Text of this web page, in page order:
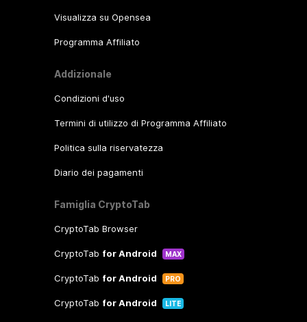
Visualizza su Opensea
Programma Affiliato
Addizionale
Condizioni d'uso
Termini di utilizzo di Programma Affiliato
Politica sulla riservatezza
Diario dei pagamenti
Famiglia CryptoTab
CryptoTab Browser
CryptoTab for Android MAX
CryptoTab for Android PRO
CryptoTab for Android LITE